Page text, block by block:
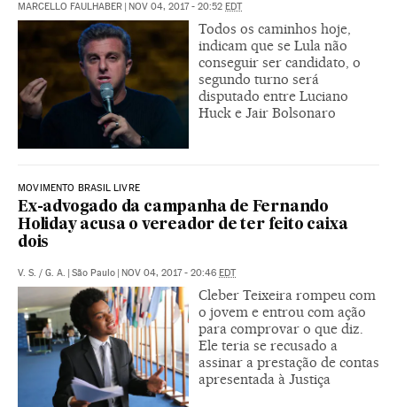
MARCELLO FAULHABER NOV 04, 2017 - 20:52 EDT
Todos os caminhos hoje,
indicam que se Lula não
conseguir ser candidato, o
segundo turno será
disputado entre Luciano
Huck e Jair Bolsonaro
MOVIMENTO BRASIL LIVRE
Ex-advogado da campanha de Fernando
Holiday acusa o vereador de ter feito caixa
dois
V. S. / G. A. São Paulo NOV 04, 2017 - 20:46 EDT
Cleber Teixeira rompeu com
o jovem e entrou com ação
para comprovar o que diz.
Ele teria se recusado a
assinar a prestação de contas
apresentada à Justiça